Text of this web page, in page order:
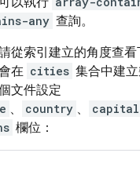
any 查詢。
從索引建立的角度查
在 cities 集合中建
文件設定
、 country 、 capital
欄位：